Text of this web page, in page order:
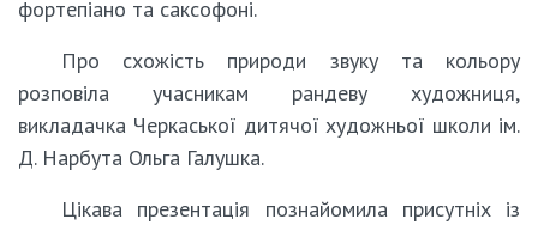
фортепіано та саксофоні.
Про схожість природи звуку та кольору
розповіла учасникам рандеву художниця,
викладачка Черкаської дитячої художньої школи ім.
Д. Нарбута Ольга Галушка.
Цікава презентація познайомила присутніх із